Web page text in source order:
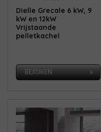
Dielle Grecale 6 kW, 9
kW en 12kW
Vrijstaande
pelletkachel
BEKIJKEN